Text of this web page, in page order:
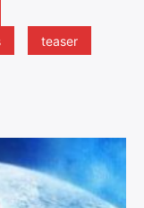
teaser